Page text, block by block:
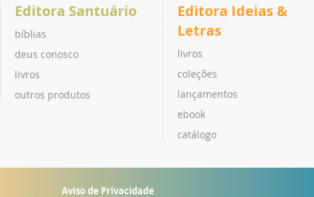
Editora Santuário
bíblias
deus conosco
livros
outros produtos
Editora Ideias &
Letras
livros
coleções
lançamentos
ebook
catálogo
Aviso de Privacidade